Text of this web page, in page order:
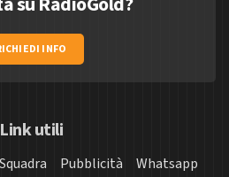
INFO
Link utili
Pubblicità
Whatsapp